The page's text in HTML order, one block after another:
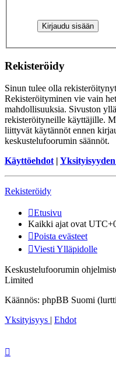
Rekisteröidy
Sinun tulee olla
Rekisteröityminen vie vain
mahdollisuuksia. Sivuston
rekisteröityneille käyttäjille.
liittyvät käytännöt ennen
keskustelufoorumin säännöt.
Käyttöehdot |
Rekisteröidy
Etusivu
Kaikki ajat ovat
Poista evästeet
Viesti Ylläpidolle
Keskustelufoorumin
Limited
Käännös: phpBB Suomi
Yksityisyys | Ehdot